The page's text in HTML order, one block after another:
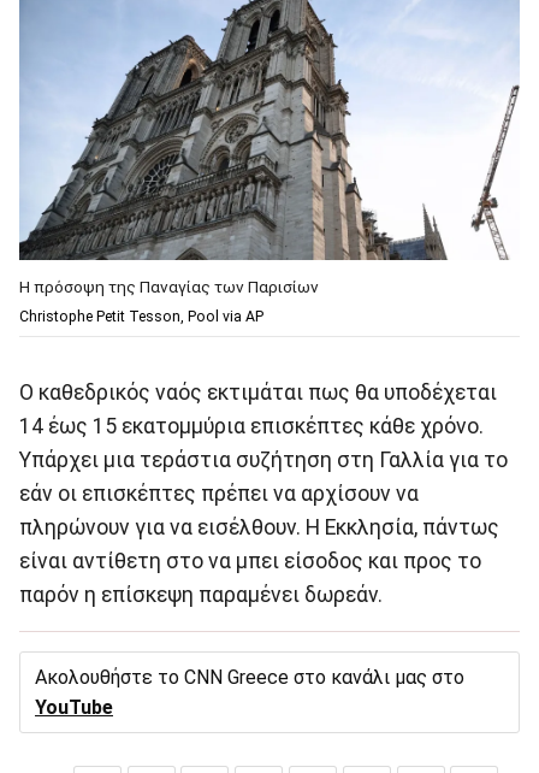
Η πρόσοψη της Παναγίας των Παρισίων
Christophe Petit Tesson, Pool via AP
Ο καθεδρικός ναός εκτιμάται πως θα υποδέχεται
14 έως 15 εκατομμύρια επισκέπτες κάθε χρόνο.
Υπάρχει μια τεράστια συζήτηση στη Γαλλία για το
εάν οι επισκέπτες πρέπει να αρχίσουν να
πληρώνουν για να εισέλθουν. Η Εκκλησία, πάντως
είναι αντίθετη στο να μπει είσοδος και προς το
παρόν η επίσκεψη παραμένει δωρεάν.
Ακολουθήστε το CNN Greece στο κανάλι μας στο
YouTube